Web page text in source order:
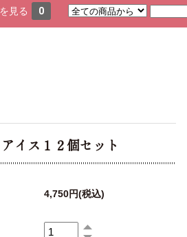
見る 0
イス１２個セット
4,750円(税込)